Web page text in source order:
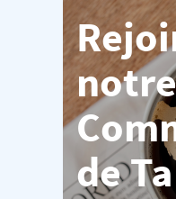
notre
de